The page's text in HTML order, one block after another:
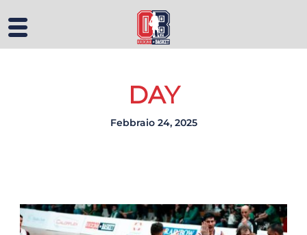
DAY
Febbraio 24, 2025